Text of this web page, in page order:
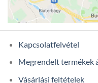
Kapcsolatfelvétel
Megrendelt termékek
Vásárlási feltételek